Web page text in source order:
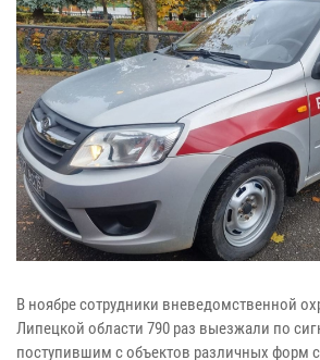
В ноябре сотрудники вневедомственной
Липецкой области 790 раз выезжали по
поступившим с объектов различных форм